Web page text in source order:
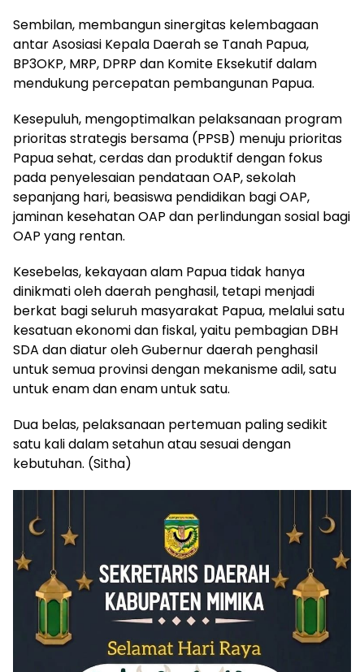
Sembilan, membangun sinergitas kelembagaan
antar Asosiasi Kepala Daerah se Tanah Papua,
BP3OKP, MRP, DPRP dan Komite Eksekutif dalam
mendukung percepatan pembangunan Papua.
Kesepuluh, mengoptimalkan pelaksanaan program
prioritas strategis bersama (PPSB) menuju prioritas
Papua sehat, cerdas dan produktif dengan fokus
pada penyelesaian pendataan OAP, sekolah
sepanjang hari, beasiswa pendidikan bagi OAP,
jaminan kesehatan OAP dan perlindungan sosial bagi
OAP yang rentan.
Kesebelas, kekayaan alam Papua tidak hanya
dinikmati oleh daerah penghasil, tetapi menjadi
berkat bagi seluruh masyarakat Papua, melalui satu
kesatuan ekonomi dan fiskal, yaitu pembagian DBH
SDA dan diatur oleh Gubernur daerah penghasil
untuk semua provinsi dengan mekanisme adil, satu
untuk enam dan enam untuk satu.
Dua belas, pelaksanaan pertemuan paling sedikit
satu kali dalam setahun atau sesuai dengan
kebutuhan. (Sitha)